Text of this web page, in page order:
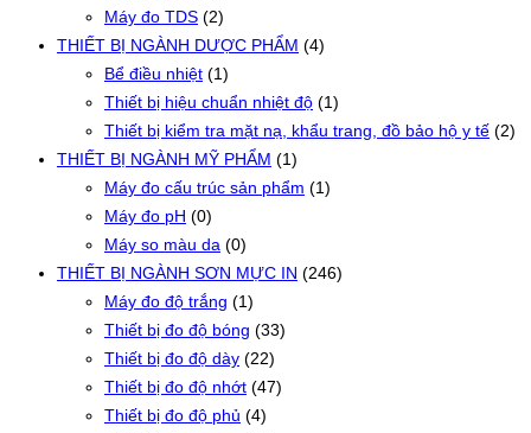
Máy đo TDS (2)
THIẾT BỊ NGÀNH DƯỢC PHẨM (4)
Bể điều nhiệt (1)
Thiết bị hiệu chuẩn nhiệt độ (1)
Thiết bị kiểm tra mặt nạ, khẩu trang, đồ bảo hộ y tế (2)
THIẾT BỊ NGÀNH MỸ PHẨM (1)
Máy đo cấu trúc sản phẩm (1)
Máy đo pH (0)
Máy so màu da (0)
THIẾT BỊ NGÀNH SƠN MỰC IN (246)
Máy đo độ trắng (1)
Thiết bị đo độ bóng (33)
Thiết bị đo độ dày (22)
Thiết bị đo độ nhớt (47)
Thiết bị đo độ phủ (4)